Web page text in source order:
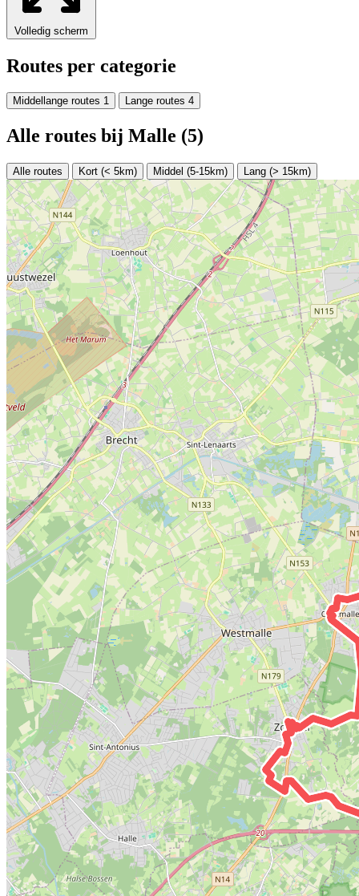
Volledig scherm
Routes per categorie
Middellange routes 1 Lange routes 4
Alle routes bij Malle (5)
Alle routes Kort (< 5km) Middel (5-15km) Lang (> 15km)